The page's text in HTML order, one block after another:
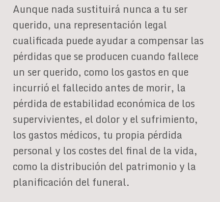
Aunque nada sustituirá nunca a tu ser
querido, una representación legal
cualificada puede ayudar a compensar las
pérdidas que se producen cuando fallece
un ser querido, como los gastos en que
incurrió el fallecido antes de morir, la
pérdida de estabilidad económica de los
supervivientes, el dolor y el sufrimiento,
los gastos médicos, tu propia pérdida
personal y los costes del final de la vida,
como la distribución del patrimonio y la
planificación del funeral.